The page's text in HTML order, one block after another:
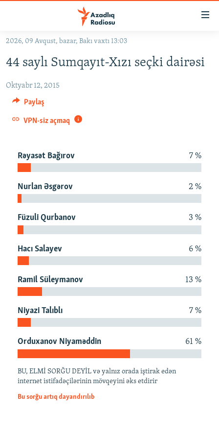
Əsas
qayıt
naviqasiyaya
qayıt
#İZAHLA
KORRUPSIOMETR
#ƏSLINDƏ
FƏRQƏ BAX
ARAŞDIRMA
VIDEO
KARIKATURA
RADIO ARXIV
İSLAM VƏ DEMOKRATIYA
İZ - MƏDƏNIYYƏT PROQRAMI
HAQQIMIZDA
PEŞƏ ETIKASI VƏ JURNALISTIKA STANDARTLARIMIZ
MATERIALLARIMIZDAN ISTIFADƏ
AZADLIQRADIOSU MOBIL TELEFONUNUZDA
XƏBƏR BÜLLETENLƏRIMIZ
RFE/RL-in bütün saytları
2026, 09 Avqust, bazar, Bakı vaxtı 13:03
44 saylı Sumqayıt-Xızı seçki dairəsi
Oktyabr 12, 2015
Paylaş
VPN-siz açmaq
Rəyasət Bağırov 7 %
Nurlan Əsgərov 2 %
Füzuli Qurbanov 3 %
Hacı Salayev 6 %
Ramil Süleymanov 13 %
Niyazi Talıblı 7 %
Orduxanov Niyaməddin 61 %
BU, ELMİ SORĞU DEYİL və yalnız orada iştirak edən
internet istifadəçilərinin mövqeyini əks etdirir
Bu sorğu artıq dayandırılıb